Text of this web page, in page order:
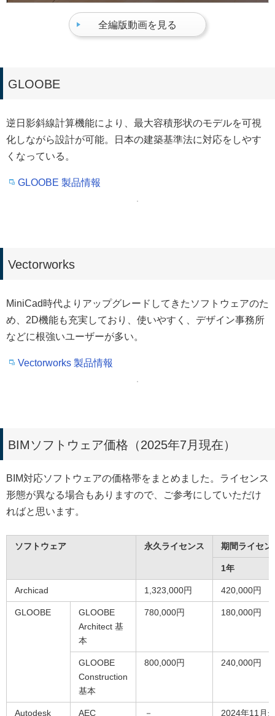
全編版動画を見る
GLOOBE
逆日影斜線計算機能により、最大容積形状のモデルを可視
化しながら設計が可能。日本の建築基準法に対応をしやす
くなっている。
GLOOBE 製品情報
Vectorworks
MiniCad時代よりアップグレードしてきたソフトウェアのた
め、2D機能も充実しており、使いやすく、デザイン事務所
などに根強いユーザーが多い。
Vectorworks 製品情報
BIMソフトウェア価格（2025年7月現在）
BIM対応ソフトウェアの価格帯をまとめました。ライセンス
形態が異なる場合もありますので、ご参考にしていただけ
ればと思います。
ソフトウェア 永久ライセンス 期間ライセン
1年
Archicad 1,323,000円 420,000円
GLOOBE
GLOOBE
Architect 基
本
780,000円 180,000円
GLOOBE
Construction
基本
800,000円 240,000円
Autodesk AEC － 2024年11月